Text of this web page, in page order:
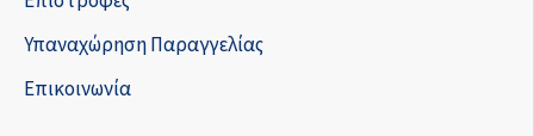
Υπαναχώρηση Παραγγελίας
Επικοινωνία